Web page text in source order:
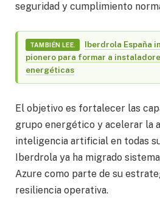
seguridad y cumplimiento
TAMBIÉN LEE.
Iberdrola España
pionero para formar a
energéticas
El objetivo es fortalecer las
grupo energético y acelerar la
inteligencia artificial en todas
Iberdrola ya ha migrado
Azure como parte de su
resiliencia operativa.